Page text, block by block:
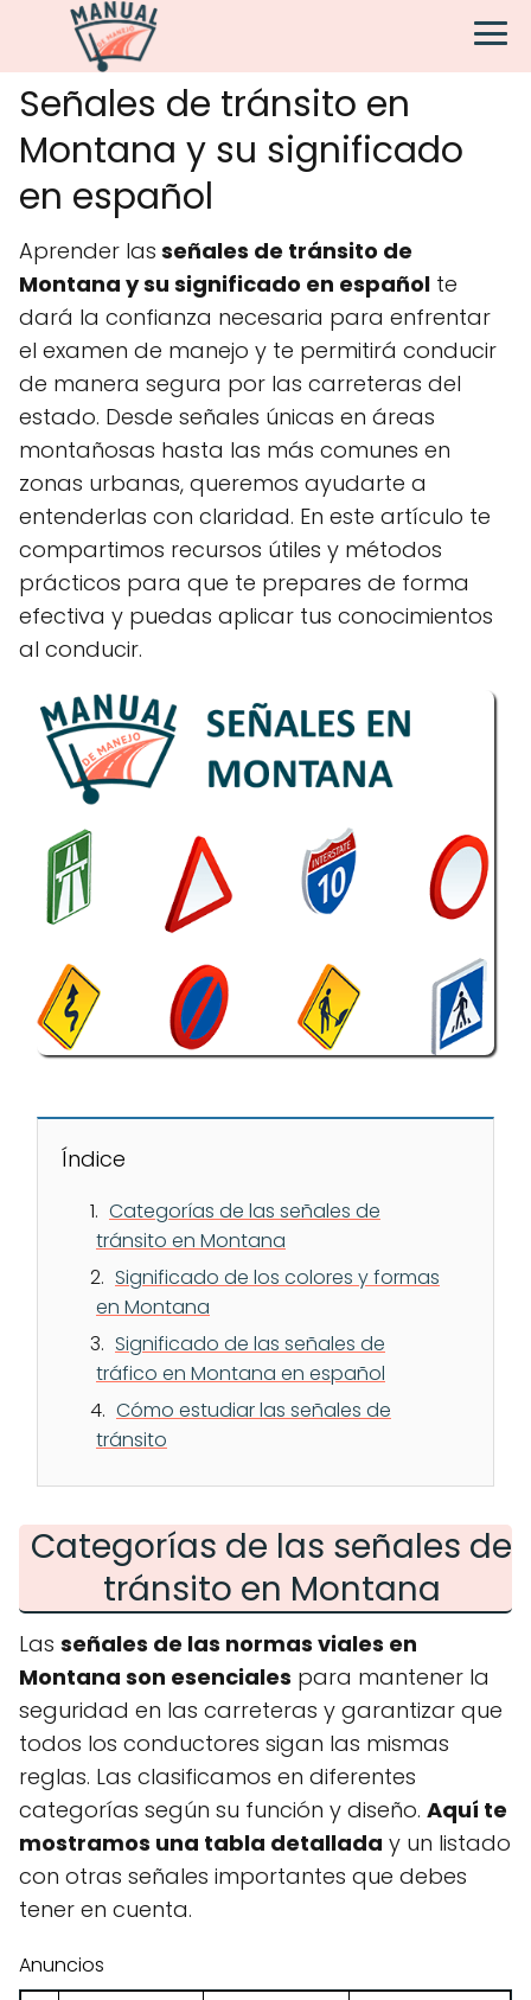
Señales de tránsito en
Montana y su significado
en español
Aprender las señales de tránsito de
Montana y su significado en español te
dará la confianza necesaria para enfrentar
el examen de manejo y te permitirá conducir
de manera segura por las carreteras del
estado. Desde señales únicas en áreas
montañosas hasta las más comunes en
zonas urbanas, queremos ayudarte a
entenderlas con claridad. En este artículo te
compartimos recursos útiles y métodos
prácticos para que te prepares de forma
efectiva y puedas aplicar tus conocimientos
al conducir.
Índice
Categorías de las señales de
tránsito en Montana
Significado de los colores y formas
en Montana
Significado de las señales de
tráfico en Montana en español
Cómo estudiar las señales de
tránsito
Categorías de las señales de
tránsito en Montana
Las señales de las normas viales en
Montana son esenciales para mantener la
seguridad en las carreteras y garantizar que
todos los conductores sigan las mismas
reglas. Las clasificamos en diferentes
categorías según su función y diseño. Aquí te
mostramos una tabla detallada y un listado
con otras señales importantes que debes
tener en cuenta.
Anuncios